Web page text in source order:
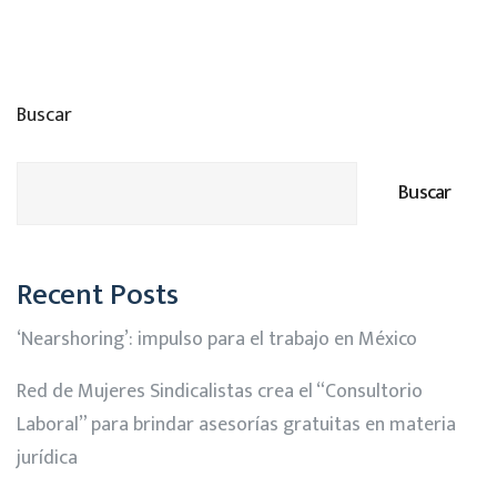
Buscar
Buscar
Recent Posts
‘Nearshoring’: impulso para el trabajo en México
Red de Mujeres Sindicalistas crea el “Consultorio
Laboral” para brindar asesorías gratuitas en materia
jurídica